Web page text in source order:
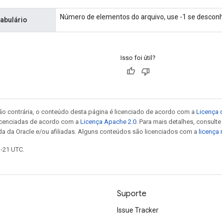
Número de elementos do arquivo, use -1 se
Isso foi útil?
contrária, o conteúdo desta página é licenciado de acordo com a Licença
de acordo com a Licença Apache 2.0 . Para mais detalhes,
da Oracle e/ou afiliadas. Alguns conteúdos são licenciados com a licença
UTC.
Suporte
Issue Tracker